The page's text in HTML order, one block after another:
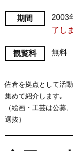
期間 2003
了し
観覧料 無料
佐倉を拠点として活
集めて紹介します｡
（絵画・工芸は公募
選抜）